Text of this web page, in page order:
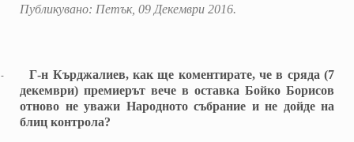
Публикувано: Петък, 09 Декември 2016.
-
Г-н Кърджалиев, как ще коментирате, че в сряда (7
декември) премиерът вече в оставка Бойко Борисов
отново не уважи Народното събрание и не дойде на
блиц контрола?